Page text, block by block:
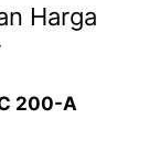
Harga
200-A